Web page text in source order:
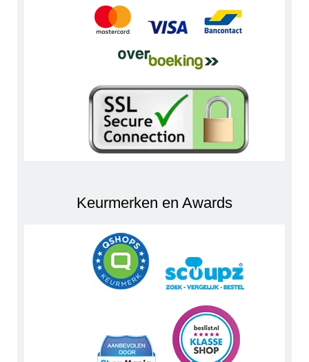
Keurmerken en Awards